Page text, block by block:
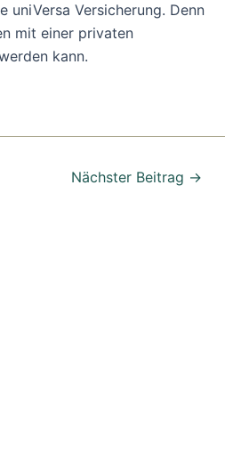
uniVersa Versicherung. Denn
mit einer privaten
kann.
Nächster Beitrag →